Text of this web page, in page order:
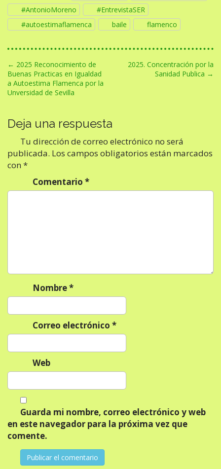
#AntonioMoreno
#EntrevistaSER
#autoestimaflamenca
baile flamenco
N
a
v
g
c
i
n
r
d
a
← 2025 Reconocimiento de
Buenas Practicas en Igualdad
a Autoestima Flamenca por la
Unversidad de Sevilla
2025. Concentración por la
Sanidad Publica →
Deja una respuesta
Tu dirección de correo electrónico no será
publicada. Los campos obligatorios están marcados
con*
Comentario *
Nombre*
Correo electrónico *
Web
Guarda mi nombre, correo electrónico y web
en este navegador para la próxima vez que
comente.